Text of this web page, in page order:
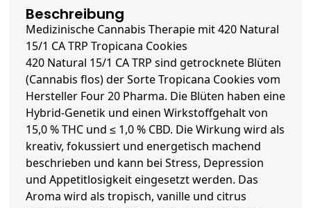
Beschreibung
Medizinische Cannabis Therapie mit 420 Natural
15/1 CA TRP Tropicana Cookies
420 Natural 15/1 CA TRP sind getrocknete Blüten
(Cannabis flos) der Sorte Tropicana Cookies vom
Hersteller Four 20 Pharma. Die Blüten haben eine
Hybrid-Genetik und einen Wirkstoffgehalt von
15,0 % THC und ≤ 1,0 % CBD. Die Wirkung wird als
kreativ, fokussiert und energetisch machend
beschrieben und kann bei Stress, Depression
und Appetitlosigkeit eingesetzt werden. Das
Aroma wird als tropisch, vanille und citrus